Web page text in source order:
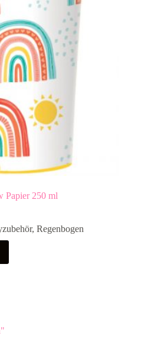
Papier 250 ml
, Regenbogen